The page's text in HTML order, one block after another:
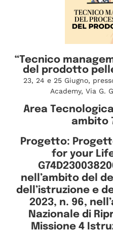
“Tecnico
del prodotto
23, 24 e 25 Giugno,
Academy, Via G.
Area
ambito
Progetto:
for your Life
nell’ambito del
dell’istruzione e
2023, n. 96,
Nazionale di
Missione 4